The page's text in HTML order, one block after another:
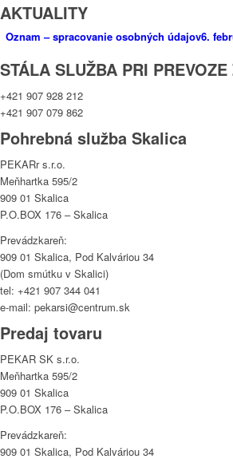
AKTUALITY
Oznam – spracovanie osobných údajov6.
STÁLA SLUŽBA PRI PREVOZE
+421 907 928 212
+421 907 079 862
Pohrebná služba Skalica
PEKARr s.r.o.
Meňhartka 595/2
909 01 Skalica
P.O.BOX 176 – Skalica
Prevádzkareň:
909 01 Skalica, Pod Kalváriou 34
(Dom smútku v Skalici)
tel: +421 907 344 041
e-mail: pekarsi@centrum.sk
Predaj tovaru
PEKAR SK s.r.o.
Meňhartka 595/2
909 01 Skalica
P.O.BOX 176 – Skalica
Prevádzkareň:
909 01 Skalica, Pod Kalváriou 34